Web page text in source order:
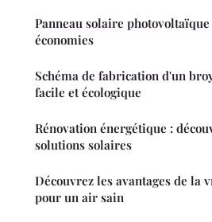
Panneau solaire
économies
Schéma de fabrication d'un
facile et écologique
Rénovation énergétique :
solutions solaires
Découvrez les avantages de la
pour un air sain